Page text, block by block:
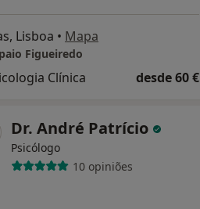
Lisboa • Mapa
Figueiredo
Clínica desde 60 €
Dr. André Patrício
Psicólogo
10 opiniões